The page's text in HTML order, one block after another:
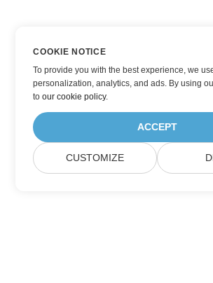
COOKIE NOTICE
To provide you with the best experience, we
personalization, analytics, and ads. By using
toour cookie policy.
ACCEPT
CUSTOMIZE